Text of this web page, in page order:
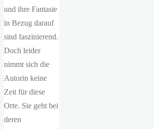
und ihre Fantasie
in Bezug darauf
sind faszinierend.
Doch leider
nimmt sich die
Autorin keine
Zeit für diese
Orte. Sie geht bei
deren